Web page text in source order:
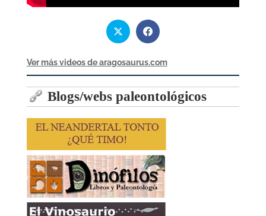
Ver más videos de aragosaurus.com
Blogs/webs paleontológicos